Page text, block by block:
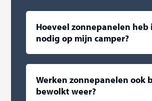
Hoeveel zonnepanelen heb
nodig op mijn camper?
Werken zonnepanelen ook
bewolkt weer?